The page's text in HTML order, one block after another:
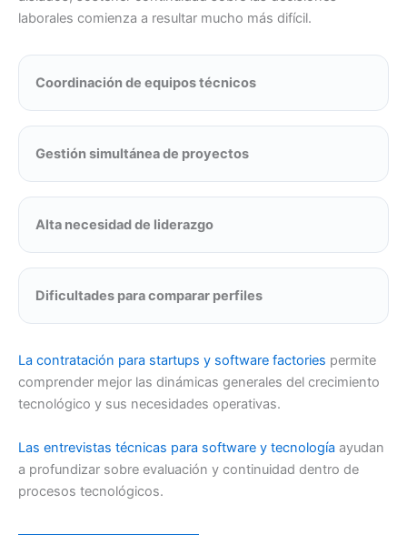
laborales comienza a resultar mucho más difícil.
Coordinación de equipos técnicos
Gestión simultánea de proyectos
Alta necesidad de liderazgo
Dificultades para comparar perfiles
La contratación para startups y software factories permite
comprender mejor las dinámicas generales del crecimiento
tecnológico y sus necesidades operativas.
Las entrevistas técnicas para software y tecnología ayudan
a profundizar sobre evaluación y continuidad dentro de
procesos tecnológicos.